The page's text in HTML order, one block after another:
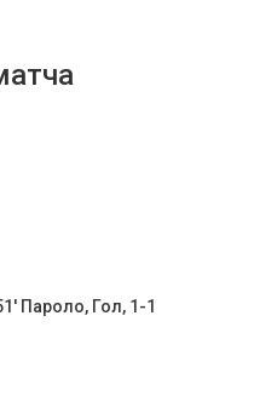
Пароло, Гол, 1-1